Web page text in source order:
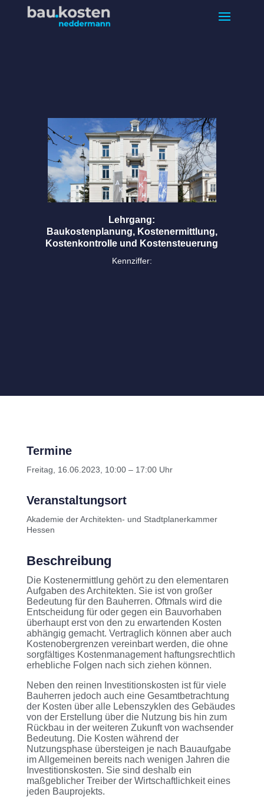
Lehrgang:
Baukostenplanung, Kostenermittlung,
Kostenkontrolle und Kostensteuerung
Kennziffer:
Termine
Freitag, 16.06.2023, 10:00 – 17:00 Uhr
Veranstaltungsort
Akademie der Architekten- und Stadtplanerkammer
Hessen
Beschreibung
Die Kostenermittlung gehört zu den elementaren
Aufgaben des Architekten. Sie ist von großer
Bedeutung für den Bauherren. Oftmals wird die
Entscheidung für oder gegen ein Bauvorhaben
überhaupt erst von den zu erwartenden Kosten
abhängig gemacht. Vertraglich können aber auch
Kostenobergrenzen vereinbart werden, die ohne
sorgfältiges Kostenmanagement haftungsrechtlich
erhebliche Folgen nach sich ziehen können.
Neben den reinen Investitionskosten ist für viele
Bauherren jedoch auch eine Gesamtbetrachtung
der Kosten über alle Lebenszyklen des Gebäudes
von der Erstellung über die Nutzung bis hin zum
Rückbau in der weiteren Zukunft von wachsender
Bedeutung. Die Kosten während der
Nutzungsphase übersteigen je nach Bauaufgabe
im Allgemeinen bereits nach wenigen Jahren die
Investitionskosten. Sie sind deshalb ein
maßgeblicher Treiber der Wirtschaftlichkeit eines
jeden Bauprojekts.